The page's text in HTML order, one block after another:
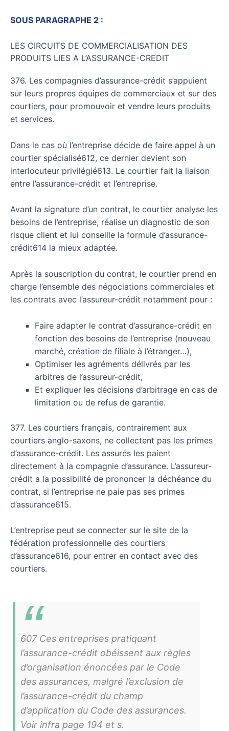
SOUS PARAGRAPHE 2 :
LES CIRCUITS DE COMMERCIALISATION DES
PRODUITS LIES A L’ASSURANCE-CREDIT
376. Les compagnies d’assurance-crédit s’appuient
sur leurs propres équipes de commerciaux et sur des
courtiers, pour promouvoir et vendre leurs produits
et services.
Dans le cas où l’entreprise décide de faire appel à un
courtier spécialisé612, ce dernier devient son
interlocuteur privilégié613. Le courtier fait la liaison
entre l’assurance-crédit et l’entreprise.
Avant la signature d’un contrat, le courtier analyse les
besoins de l’entreprise, réalise un diagnostic de son
risque client et lui conseille la formule d’assurance-
crédit614 la mieux adaptée.
Après la souscription du contrat, le courtier prend en
charge l’ensemble des négociations commerciales et
les contrats avec l’assureur-crédit notamment pour :
Faire adapter le contrat d’assurance-crédit en
fonction des besoins de l’entreprise (nouveau
marché, création de filiale à l’étranger…),
Optimiser les agréments délivrés par les
arbitres de l’assureur-crédit,
Et expliquer les décisions d’arbitrage en cas de
limitation ou de refus de garantie.
377. Les courtiers français, contrairement aux
courtiers anglo-saxons, ne collectent pas les primes
d’assurance-crédit. Les assurés les paient
directement à la compagnie d’assurance. L’assureur-
crédit a la possibilité de prononcer la déchéance du
contrat, si l’entreprise ne paie pas ses primes
d’assurance615.
L’entreprise peut se connecter sur le site de la
fédération professionnelle des courtiers
d’assurance616, pour entrer en contact avec des
courtiers.
607 Ces entreprises pratiquant
l’assurance-crédit obéissent aux règles
d’organisation énoncées par le Code
des assurances, malgré l’exclusion de
l’assurance-crédit du champ
d’application du Code des assurances.
Voir infra page 194 et s.